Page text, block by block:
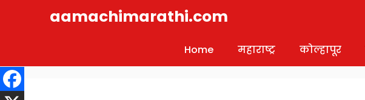
aamachimarathi.com
Home महाराष्ट्र कोल्हापूर